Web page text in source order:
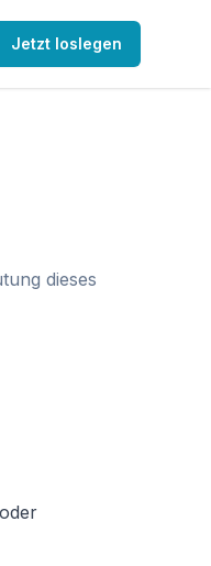
Jetzt loslegen
dieses